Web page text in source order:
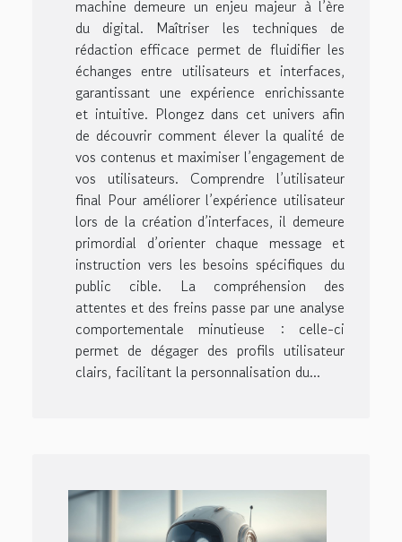
machine demeure un enjeu majeur à l’ère
du digital. Maîtriser les techniques de
rédaction efficace permet de fluidifier les
échanges entre utilisateurs et interfaces,
garantissant une expérience enrichissante
et intuitive. Plongez dans cet univers afin
de découvrir comment élever la qualité de
vos contenus et maximiser l’engagement de
vos utilisateurs. Comprendre l’utilisateur
final Pour améliorer l’expérience utilisateur
lors de la création d’interfaces, il demeure
primordial d’orienter chaque message et
instruction vers les besoins spécifiques du
public cible. La compréhension des
attentes et des freins passe par une analyse
comportementale minutieuse : celle-ci
permet de dégager des profils utilisateur
clairs, facilitant la personnalisation du...